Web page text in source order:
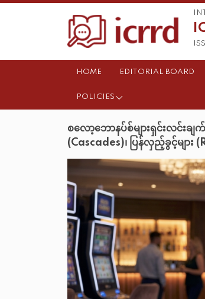
HOME EDITORIAL BOARD
POLICIES
စလော့ဘောနပ်စ်များရှင်းလင်းခ
(Cascades)၊ ပြန်လှည့်ခွင့်များ